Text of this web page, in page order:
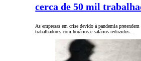
cerca de 50 mil
As empresas em crise devido à pandemia
trabalhadores com horários e salários reduzidos…